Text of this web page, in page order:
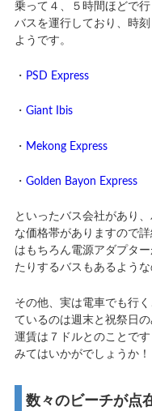
乗って４、５時間ほどで
バスを運行しており、時
ようです。
・ PSD Express
・ Giant Ibis
・ Mekong Express
・ Golden Bayon Express
といったバス会社があり
な価格帯がありますので
はもちろん電源アダプタ
たりするバスもあるよう
その他、実は電車でも行
ているのは週末と祝祭日
運賃は７ドルとのことで
みてはいかがでしょうか！
数々のビーチが点